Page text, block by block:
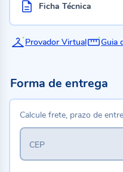
Ficha Técnica
Provador Virtual Guia
Forma de entrega
Calcule frete, prazo de
CEP